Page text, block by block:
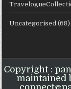
Uncategorised (68)
Copyright :
maintained